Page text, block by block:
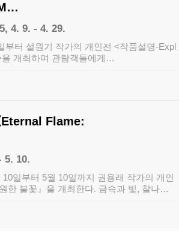
4. 9. - 4. 29.
부터 설원기 작가의 개인전 <작품설명-Expl
을 개최하며 관람객들에게…
Flame:
갤러리조은, 4. 10.- 5. 10.
일부터 5월 10일까지 권용래 작가의 개인
한 불꽃』을 개최한다. 금속과 빛, 찰나…